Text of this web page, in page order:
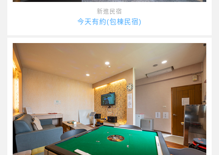
新進民宿
今天有約(包棟民宿)